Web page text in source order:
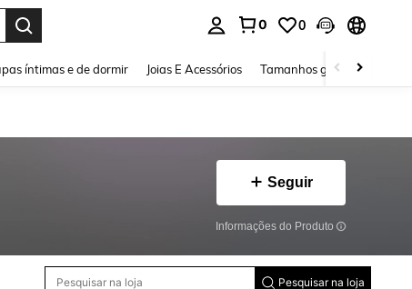
0 0
íntimas e de dormir Joias E Acessórios Tamanhos grandes
Seguir
Informações do Produto
Pesquisar na loja